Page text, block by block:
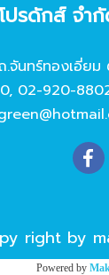
ปรดักส์ จํา
นทร์ทองเอี่ยม
, 02-920-
right by
Powered by